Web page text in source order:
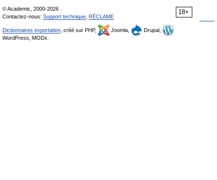
18+
© Academic, 2000-2026
Contactez-nous: Support technique RÉCLAME
Dictionnaires exportation , créé sur PHP, Joomla,
Drupal,
WordPress, MODx.